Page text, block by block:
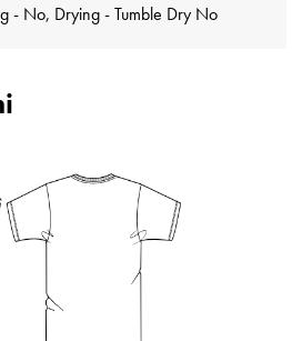
- No, Drying - Tumble Dry No